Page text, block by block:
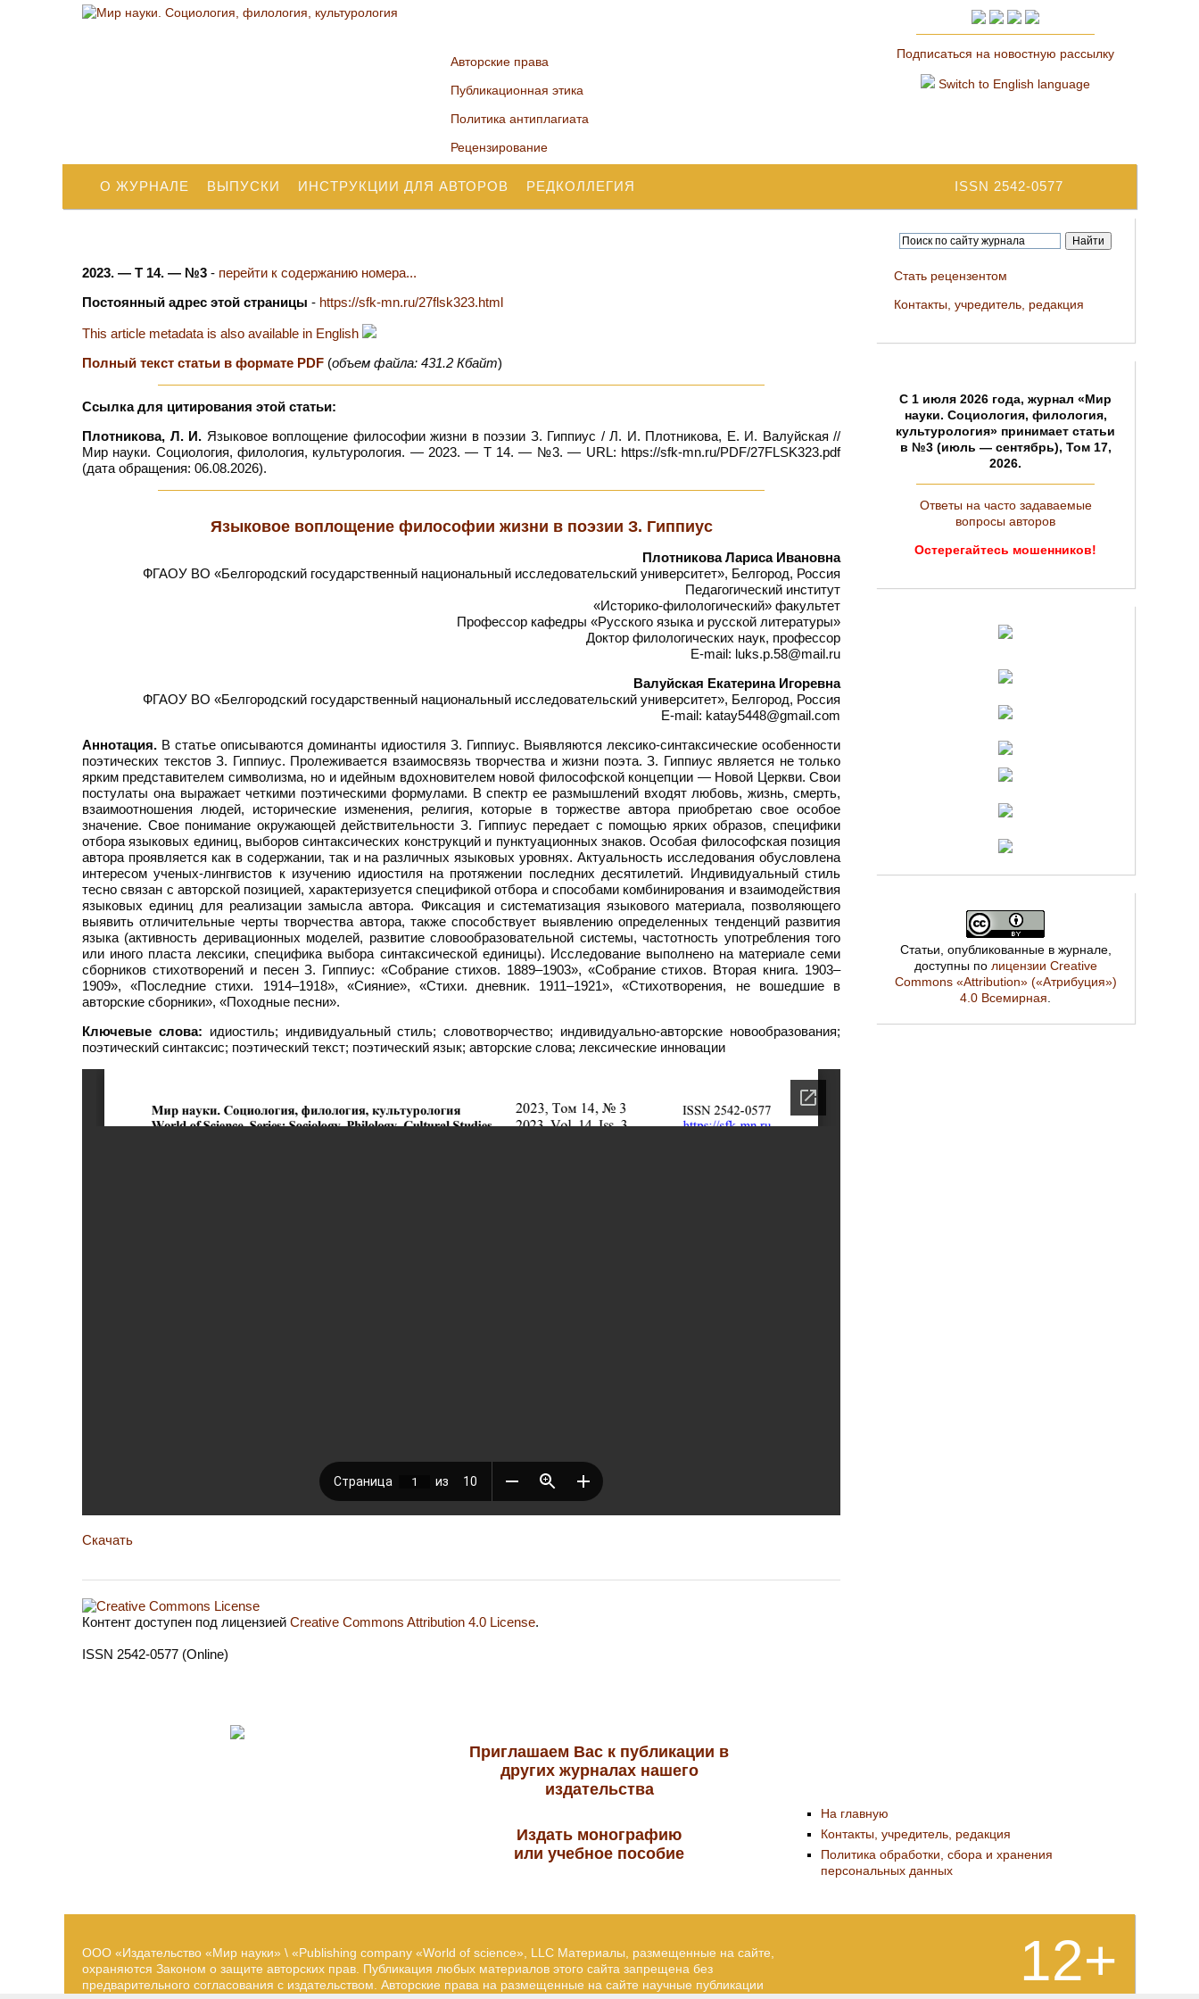
Авторские права
Публикационная этика
Политика антиплагиата
Рецензирование
Подписаться на новостную рассылку
Switch to English language
ISSN 2542-0577
О ЖУРНАЛЕ ВЫПУСКИ ИНСТРУКЦИИ ДЛЯ АВТОРОВ РЕДКОЛЛЕГИЯ
2023. — Т 14. — №3 - перейти к содержанию номера...
Постоянный адрес этой страницы - https://sfk-mn.ru/27flsk323.html
This article metadata is also available in English
Полный текст статьи в формате PDF (объем файла: 431.2 Кбайт)
Ссылка для цитирования этой статьи:
Плотникова, Л. И. Языковое воплощение философии жизни в поэзии З. Гиппиус / Л. И. Плотникова, Е. И. Валуйская //
Мир науки. Социология, филология, культурология. — 2023. — Т 14. — №3. — URL: https://sfk-mn.ru/PDF/27FLSK323.pdf
(дата обращения: 06.08.2026).
Языковое воплощение философии жизни в поэзии З. Гиппиус
Плотникова Лариса Ивановна
ФГАОУ ВО «Белгородский государственный национальный исследовательский университет», Белгород, Россия
Педагогический институт
«Историко-филологический» факультет
Профессор кафедры «Русского языка и русской литературы»
Доктор филологических наук, профессор
E-mail: luks.p.58@mail.ru
Валуйская Екатерина Игоревна
ФГАОУ ВО «Белгородский государственный национальный исследовательский университет», Белгород, Россия
E-mail: katay5448@gmail.com
Аннотация. В статье описываются доминанты идиостиля З. Гиппиус. Выявляются лексико-синтаксические особенности
поэтических текстов З. Гиппиус. Пролеживается взаимосвязь творчества и жизни поэта. З. Гиппиус является не только
ярким представителем символизма, но и идейным вдохновителем новой философской концепции — Новой Церкви. Свои
постулаты она выражает четкими поэтическими формулами. В спектр ее размышлений входят любовь, жизнь, смерть,
взаимоотношения людей, исторические изменения, религия, которые в торжестве автора приобретаю свое особое
значение. Свое понимание окружающей действительности З. Гиппиус передает с помощью ярких образов, специфики
отбора языковых единиц, выборов синтаксических конструкций и пунктуационных знаков. Особая философская позиция
автора проявляется как в содержании, так и на различных языковых уровнях. Актуальность исследования обусловлена
интересом ученых-лингвистов к изучению идиостиля на протяжении последних десятилетий. Индивидуальный стиль
тесно связан с авторской позицией, характеризуется спецификой отбора и способами комбинирования и взаимодействия
языковых единиц для реализации замысла автора. Фиксация и систематизация языкового материала, позволяющего
выявить отличительные черты творчества автора, также способствует выявлению определенных тенденций развития
языка (активность деривационных моделей, развитие словообразовательной системы, частотность употребления того
или иного пласта лексики, специфика выбора синтаксической единицы). Исследование выполнено на материале семи
сборников стихотворений и песен З. Гиппиус: «Собрание стихов. 1889–1903», «Собрание стихов. Вторая книга. 1903–
1909», «Последние стихи. 1914–1918», «Сияние», «Стихи. дневник. 1911–1921», «Стихотворения, не вошедшие в
авторские сборники», «Походные песни».
Ключевые слова: идиостиль; индивидуальный стиль; словотворчество; индивидуально-авторские новообразования;
поэтический синтаксис; поэтический текст; поэтический язык; авторские слова; лексические инновации
Скачать
Контент доступен под лицензией Creative Commons Attribution 4.0 License.
ISSN 2542-0577 (Online)
Стать рецензентом
Контакты, учредитель, редакция
C 1 июля 2026 года, журнал «Мир
науки. Социология, филология,
культурология» принимает статьи
в №3 (июль — сентябрь), Том 17,
2026.
Ответы на часто задаваемые
вопросы авторов
Остерегайтесь мошенников!
Статьи, опубликованные в журнале,
доступны по лицензии Creative
Commons «Attribution» («Атрибуция»)
4.0 Всемирная
Приглашаем Вас к публикации в
других журналах нашего
издательства
Издать монографию
или учебное пособие
На главную
Контакты, учредитель, редакция
Политика обработки, сбора и хранения
персональных данных
ООО «Издательство «Мир науки» \ «Publishing company «World of science», LLC Материалы, размещенные на сайте,
охраняются Законом о защите авторских прав. Публикация любых материалов этого сайта запрещена без
предварительного согласования с издательством. Авторские права на размещенные на сайте научные публикации
12+